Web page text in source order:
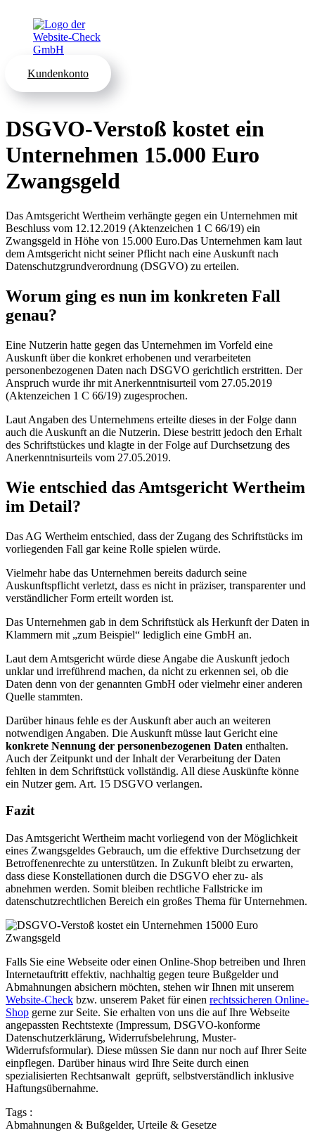
Kundenkonto
DSGVO-Verstoß kostet ein
Unternehmen 15.000 Euro
Zwangsgeld
Das Amtsgericht Wertheim verhängte gegen ein Unternehmen mit
Beschluss vom 12.12.2019 (Aktenzeichen 1 C 66/19) ein
Zwangsgeld in Höhe von 15.000 Euro.Das Unternehmen kam laut
dem Amtsgericht nicht seiner Pflicht nach eine Auskunft nach
Datenschutzgrundverordnung (DSGVO) zu erteilen.
Worum ging es nun im konkreten Fall
genau?
Eine Nutzerin hatte gegen das Unternehmen im Vorfeld eine
Auskunft über die konkret erhobenen und verarbeiteten
personenbezogenen Daten nach DSGVO gerichtlich erstritten. Der
Anspruch wurde ihr mit Anerkenntnisurteil vom 27.05.2019
(Aktenzeichen 1 C 66/19) zugesprochen.
Laut Angaben des Unternehmens erteilte dieses in der Folge dann
auch die Auskunft an die Nutzerin. Diese bestritt jedoch den Erhalt
des Schriftstückes und klagte in der Folge auf Durchsetzung des
Anerkenntnisurteils vom 27.05.2019.
Wie entschied das Amtsgericht Wertheim
im Detail?
Das AG Wertheim entschied, dass der Zugang des Schriftstücks im
vorliegenden Fall gar keine Rolle spielen würde.
Vielmehr habe das Unternehmen bereits dadurch seine
Auskunftspflicht verletzt, dass es nicht in präziser, transparenter und
verständlicher Form erteilt worden ist.
Das Unternehmen gab in dem Schriftstück als Herkunft der Daten in
Klammern mit „zum Beispiel“ lediglich eine GmbH an.
Laut dem Amtsgericht würde diese Angabe die Auskunft jedoch
unklar und irreführend machen, da nicht zu erkennen sei, ob die
Daten denn von der genannten GmbH oder vielmehr einer anderen
Quelle stammten.
Darüber hinaus fehle es der Auskunft aber auch an weiteren
notwendigen Angaben. Die Auskunft müsse laut Gericht eine
konkrete Nennung der personenbezogenen Daten enthalten.
Auch der Zeitpunkt und der Inhalt der Verarbeitung der Daten
fehlten in dem Schriftstück vollständig. All diese Auskünfte könne
ein Nutzer gem. Art. 15 DSGVO verlangen.
Fazit
Das Amtsgericht Wertheim macht vorliegend von der Möglichkeit
eines Zwangsgeldes Gebrauch, um die effektive Durchsetzung der
Betroffenenrechte zu unterstützen. In Zukunft bleibt zu erwarten,
dass diese Konstellationen durch die DSGVO eher zu- als
abnehmen werden. Somit bleiben rechtliche Fallstricke im
datenschutzrechtlichen Bereich ein großes Thema für Unternehmen.
Falls Sie eine Webseite oder einen Online-Shop betreiben und Ihren
Internetauftritt effektiv, nachhaltig gegen teure Bußgelder und
Abmahnungen absichern möchten, stehen wir Ihnen mit unserem
Website-Check bzw. unserem Paket für einen rechtssicheren Online-
Shop gerne zur Seite. Sie erhalten von uns die auf Ihre Webseite
angepassten Rechtstexte (Impressum, DSGVO-konforme
Datenschutzerklärung, Widerrufsbelehrung, Muster-
Widerrufsformular). Diese müssen Sie dann nur noch auf Ihrer Seite
einpflegen. Darüber hinaus wird Ihre Seite durch einen
spezialisierten Rechtsanwalt geprüft, selbstverständlich inklusive
Haftungsübernahme.
Tags :
Abmahnungen & Bußgelder, Urteile & Gesetze